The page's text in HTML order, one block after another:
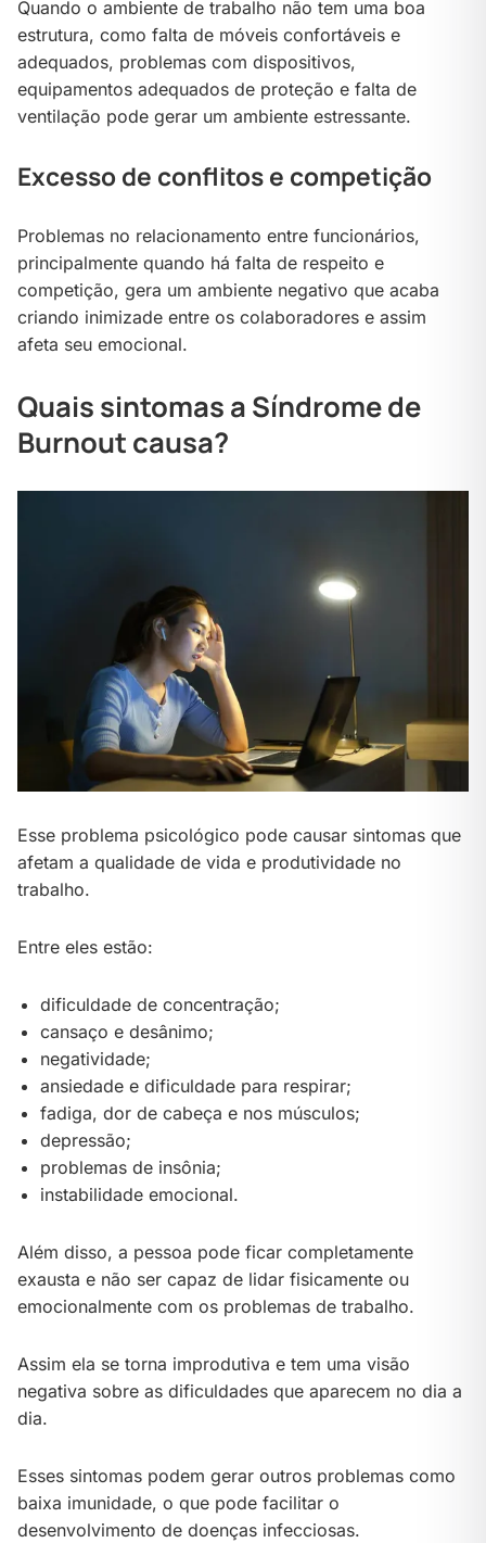
Quando o ambiente de trabalho não tem uma boa
estrutura, como falta de móveis confortáveis e
adequados, problemas com dispositivos,
equipamentos adequados de proteção e falta de
ventilação pode gerar um ambiente estressante.
Excesso de conflitos e competição
Problemas no relacionamento entre funcionários,
principalmente quando há falta de respeito e
competição, gera um ambiente negativo que acaba
criando inimizade entre os colaboradores e assim
afeta seu emocional.
Quais sintomas a Síndrome de
Burnout causa?
Esse problema psicológico pode causar sintomas que
afetam a qualidade de vida e produtividade no
trabalho.
Entre eles estão:
dificuldade de concentração;
cansaço e desânimo;
negatividade;
ansiedade e dificuldade para respirar;
fadiga, dor de cabeça e nos músculos;
depressão;
problemas de insônia;
instabilidade emocional.
Além disso, a pessoa pode ficar completamente
exausta e não ser capaz de lidar fisicamente ou
emocionalmente com os problemas de trabalho.
Assim ela se torna improdutiva e tem uma visão
negativa sobre as dificuldades que aparecem no dia a
dia.
Esses sintomas podem gerar outros problemas como
baixa imunidade, o que pode facilitar o
desenvolvimento de doenças infecciosas.